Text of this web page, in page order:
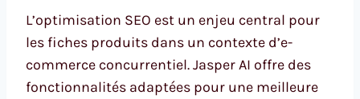
L’optimisation SEO est un enjeu central pour
les fiches produits dans un contexte d’e-
commerce concurrentiel. Jasper AI offre des
fonctionnalités adaptées pour une meilleure